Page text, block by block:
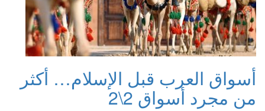
أسواق العرب قبل الإسلام… أكثر
من مجرد أسواق 2\2